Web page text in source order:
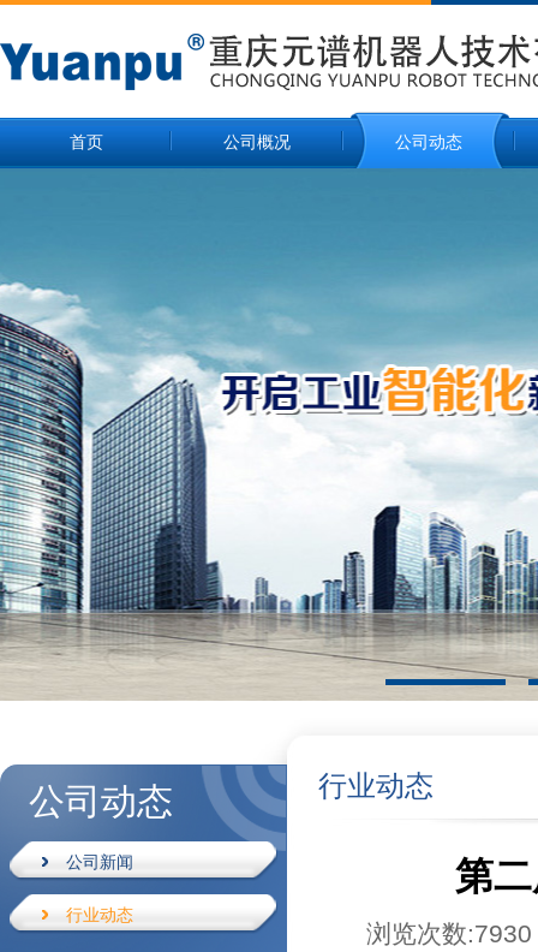
首页 公司概况 公司动态
公司动态
公司新闻
行业动态
行业动态
第
浏览次数